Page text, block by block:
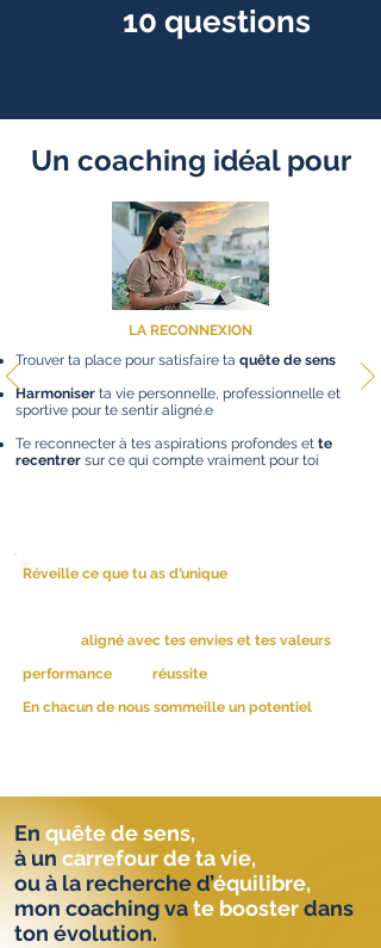
10 questions
Un coaching idéal pour
LA RECONNEXION
Trouver ta place pour satisfaire ta quête de sens
Harmoniser ta vie personnelle, professionnelle et
sportive pour te sentir aligné.e
Te reconnecter à tes aspirations profondes et te
recentrer sur ce qui compte vraiment pour toi
Réveille ce que tu as d’unique
aligné avec tes envies et tes valeurs
performance
réussite
En chacun de nous sommeille un potentiel
En quête de sens,
à un carrefour de ta vie,
ou à la recherche d’équilibre,
mon coaching vate boosterdans
ton évolution.